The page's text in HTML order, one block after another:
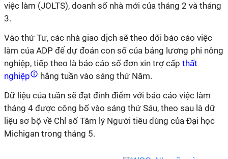
việc làm (JOLTS), doanh số nhà mới của tháng 2 và tháng
3.
Vào thứ Tư, các nhà giao dịch sẽ theo dõi báo cáo việc
làm của ADP để dự đoán con số của bảng lương phi nông
nghiệp, tiếp theo là báo cáo số đơn xin trợ cấp thất
nghiệp
hằng tuần vào sáng thứ Năm.
Dữ liệu của tuần sẽ đạt đỉnh điểm với báo cáo việc làm
tháng 4 được công bố vào sáng thứ Sáu, theo sau là dữ
liệu sơ bộ về Chỉ số Tâm lý Người tiêu dùng của Đại học
Michigan trong tháng 5.